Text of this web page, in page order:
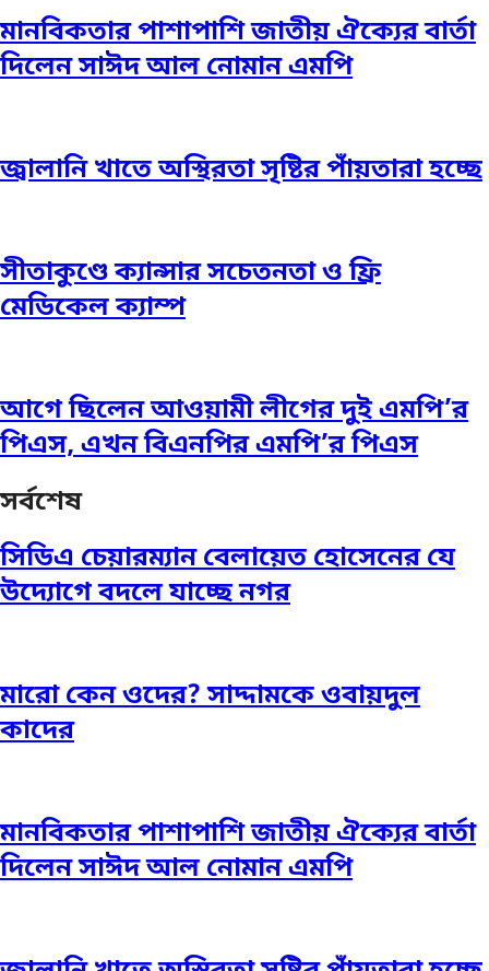
মানবিকতার পাশাপাশি জাতীয় ঐক্যের বার্তা
দিলেন সাঈদ আল নোমান এমপি
জ্বালানি খাতে অস্থিরতা সৃষ্টির পাঁয়তারা হচ্ছে
সীতাকুণ্ডে ক্যান্সার সচেতনতা ও ফ্রি
মেডিকেল ক্যাম্প
আগে ছিলেন আওয়ামী লীগের দুই এমপি’র
পিএস, এখন বিএনপির এমপি’র পিএস
সর্বশেষ
সিডিএ চেয়ারম্যান বেলায়েত হোসেনের যে
উদ্যোগে বদলে যাচ্ছে নগর
মারো কেন ওদের? সাদ্দামকে ওবায়দুল
কাদের
মানবিকতার পাশাপাশি জাতীয় ঐক্যের বার্তা
দিলেন সাঈদ আল নোমান এমপি